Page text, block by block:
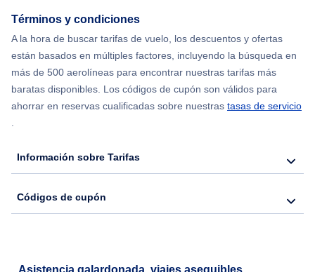
Términos y condiciones
A la hora de buscar tarifas de vuelo, los descuentos y ofertas
están basados en múltiples factores, incluyendo la búsqueda en
más de 500 aerolíneas para encontrar nuestras tarifas más
baratas disponibles. Los códigos de cupón son válidos para
ahorrar en reservas cualificadas sobre nuestras tasas de servicio
.
Información sobre Tarifas
Códigos de cupón